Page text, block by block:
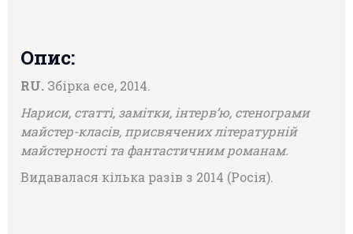
Опис:
RU. Збірка есе, 2014.
Нариси, статті, замітки, інтерв’ю, стенограми
майстер-класів, присвячених літературній
майстерності та фантастичним романам.
Видавалася кілька разів з 2014 (Росія).